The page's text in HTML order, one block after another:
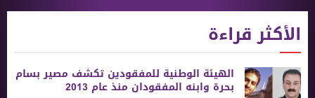
الأكثر قراءة
الهيئة الوطنية للمفقودين تكشف مصير بسام
بحرة وابنه المفقودان منذ عام 2013